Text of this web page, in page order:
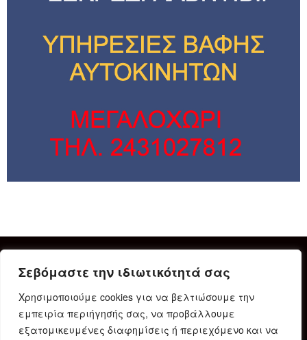
Σεβόμαστε την ιδιωτικότητά σας
Χρησιμοποιούμε cookies για να βελτιώσουμε την
εμπειρία περιήγησής σας, να προβάλλουμε
εξατομικευμένες διαφημίσεις ή περιεχόμενο και να